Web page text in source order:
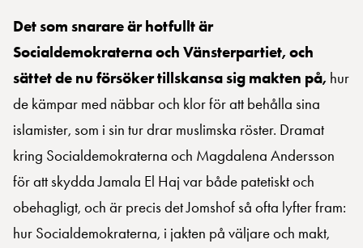
Det som snarare är hotfullt är
Socialdemokraterna och Vänsterpartiet, och
sättet de nu försöker tillskansa sig makten på, hur
de kämpar med näbbar och klor för att behålla sina
islamister, som i sin tur drar muslimska röster. Dramat
kring Socialdemokraterna och Magdalena Andersson
för att skydda Jamala El Haj var både patetiskt och
obehagligt, och är precis det Jomshof så ofta lyfter fram:
hur Socialdemokraterna, i jakten på väljare och makt,